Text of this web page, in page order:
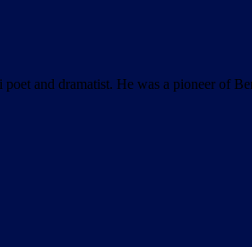
and dramatist. He was a pioneer of